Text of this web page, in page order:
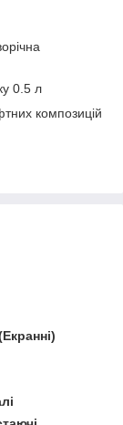
0.5 л
композицій